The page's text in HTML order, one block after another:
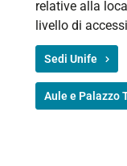
relative alla
livello di
Sedi Unife
Aule e Palazzo